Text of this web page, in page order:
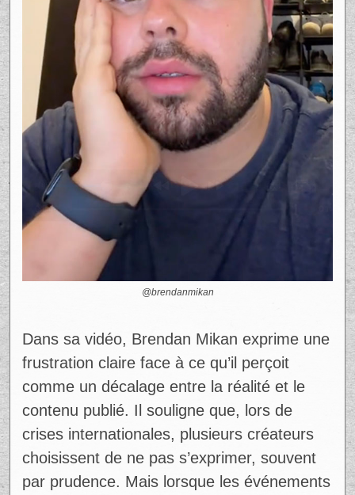
@brendanmikan
Dans sa vidéo, Brendan Mikan exprime une
frustration claire face à ce qu’il perçoit
comme un décalage entre la réalité et le
contenu publié. Il souligne que, lors de
crises internationales, plusieurs créateurs
choisissent de ne pas s’exprimer, souvent
par prudence. Mais lorsque les événements